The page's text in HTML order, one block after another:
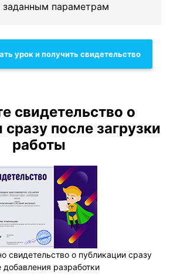
параметрам
урок и получить свидетельство
свидетельство о
после загрузки
работы
свидетельство о публикации сразу
добавления разработки